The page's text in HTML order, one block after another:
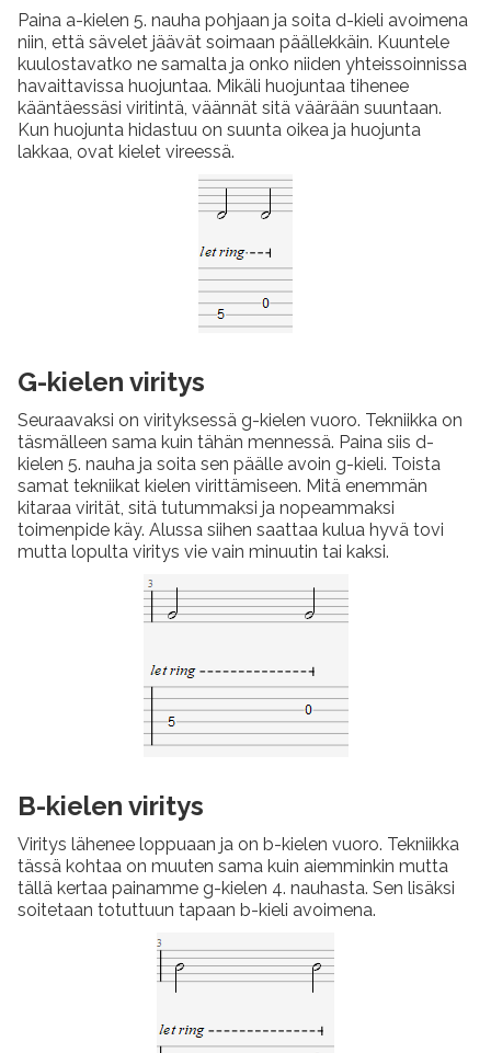
Paina a-kielen 5. nauha pohjaan ja soita d-kieli avoimena
niin, että sävelet jäävät soimaan päällekkäin. Kuuntele
kuulostavatko ne samalta ja onko niiden yhteissoinnissa
havaittavissa huojuntaa. Mikäli huojuntaa tihenee
kääntäessäsi viritintä, väännät sitä väärään suuntaan.
Kun huojunta hidastuu on suunta oikea ja huojunta
lakkaa, ovat kielet vireessä.
G-kielen viritys
Seuraavaksi on virityksessä g-kielen vuoro. Tekniikka on
täsmälleen sama kuin tähän mennessä. Paina siis d-
kielen 5. nauha ja soita sen päälle avoin g-kieli. Toista
samat tekniikat kielen virittämiseen. Mitä enemmän
kitaraa virität, sitä tutummaksi ja nopeammaksi
toimenpide käy. Alussa siihen saattaa kulua hyvä tovi
mutta lopulta viritys vie vain minuutin tai kaksi.
B-kielen viritys
Viritys lähenee loppuaan ja on b-kielen vuoro. Tekniikka
tässä kohtaa on muuten sama kuin aiemminkin mutta
tällä kertaa painamme g-kielen 4. nauhasta. Sen lisäksi
soitetaan totuttuun tapaan b-kieli avoimena.